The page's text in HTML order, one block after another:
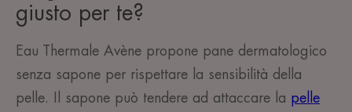
giusto per te?
Eau Thermale Avène propone pane dermatologico
senza sapone per rispettare la sensibilità della
pelle. Il sapone può tendere ad attaccare la pelle